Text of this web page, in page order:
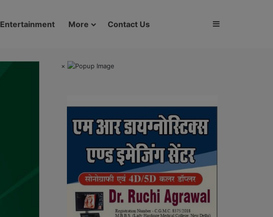
Entertainment More Contact Us Sidebar
×